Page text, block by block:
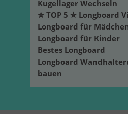
Kugellager Wechseln
✮ TOP 5 ✮ Longboard
Longboard für
Longboard für Kinder
Bestes Longboard
Longboard
bauen